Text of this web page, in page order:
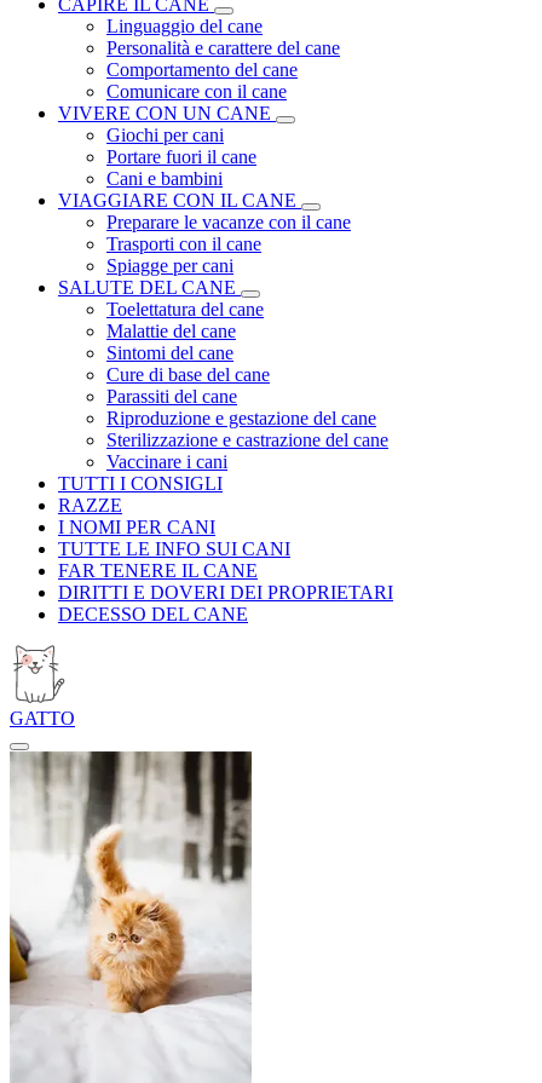
CAPIRE IL CANE
Linguaggio del cane
Personalità e carattere del cane
Comportamento del cane
Comunicare con il cane
VIVERE CON UN CANE
Giochi per cani
Portare fuori il cane
Cani e bambini
VIAGGIARE CON IL CANE
Preparare le vacanze con il cane
Trasporti con il cane
Spiagge per cani
SALUTE DEL CANE
Toelettatura del cane
Malattie del cane
Sintomi del cane
Cure di base del cane
Parassiti del cane
Riproduzione e gestazione del cane
Sterilizzazione e castrazione del cane
Vaccinare i cani
TUTTI I CONSIGLI
RAZZE
I NOMI PER CANI
TUTTE LE INFO SUI CANI
FAR TENERE IL CANE
DIRITTI E DOVERI DEI PROPRIETARI
DECESSO DEL CANE
GATTO